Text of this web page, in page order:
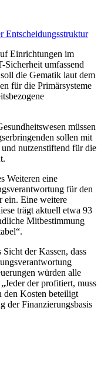
Entscheidungsstruktur
Einrichtungen im
Sicherheit umfassend
die Gematik laut dem
für die Primärsysteme
müssen
sollen mit
nutzenstiftend für die
Weiteren eine
für den
ein. Eine weitere
trägt aktuell etwa 93
Mitbestimmung
der Kassen, dass
würden alle
der profitiert, muss
den Kosten beteiligt
der Finanzierungsbasis